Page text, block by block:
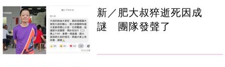
新／肥大叔猝逝死因成
謎 團隊發聲了